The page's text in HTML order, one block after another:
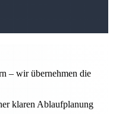
– wir übernehmen die
klaren Ablaufplanung